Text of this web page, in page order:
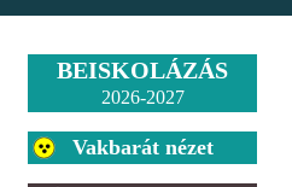
BEISKOLÁZÁS
2026-2027
Vakbarát nézet